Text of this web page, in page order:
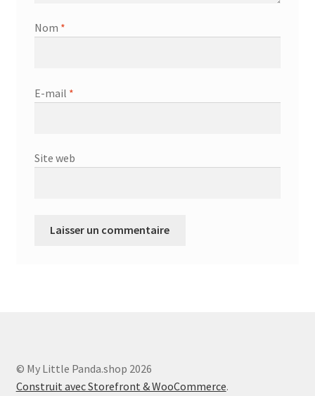
Nom *
E-mail *
Site web
© My Little Panda.shop 2026
Construit avec Storefront & WooCommerce.